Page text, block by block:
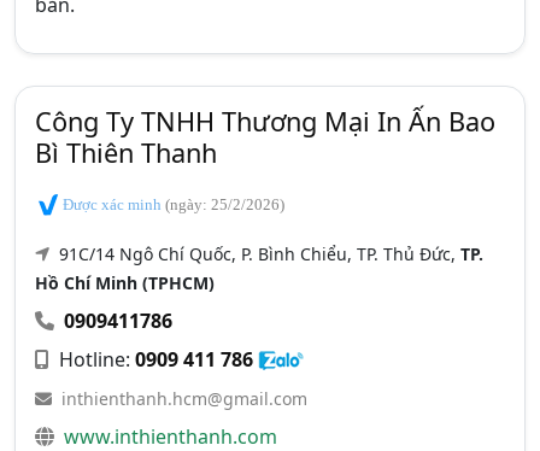
Công Ty TNHH Thương Mại In Ấn Bao
Bì Thiên Thanh
Được xác minh (ngày: 25/2/2026)
91C/14 Ngô Chí Quốc, P. Bình Chiểu, TP. Thủ Đức, TP.
Hồ Chí Minh (TPHCM)
0909411786
Hotline: 0909 411 786
inthienthanh.hcm@gmail.com
www.inthienthanh.com